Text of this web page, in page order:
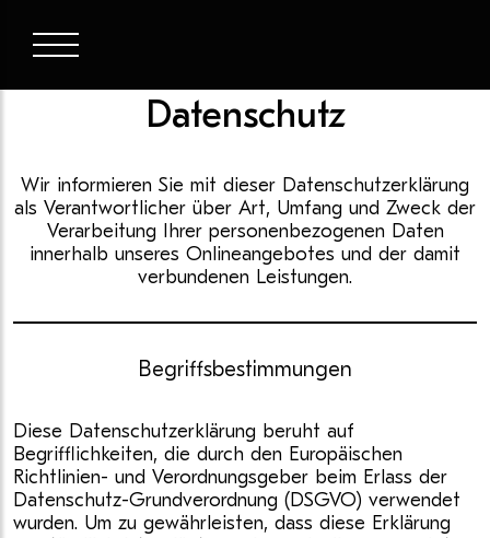
Datenschutz
Wir informieren Sie mit dieser Datenschutzerklärung
als Verantwortlicher über Art, Umfang und Zweck der
Verarbeitung Ihrer personenbezogenen Daten
innerhalb unseres Onlineangebotes und der damit
verbundenen Leistungen.
Begriffsbestimmungen
Diese Datenschutzerklärung beruht auf
Begrifflichkeiten, die durch den Europäischen
Richtlinien- und Verordnungsgeber beim Erlass der
Datenschutz-Grundverordnung (DSGVO) verwendet
wurden. Um zu gewährleisten, dass diese Erklärung